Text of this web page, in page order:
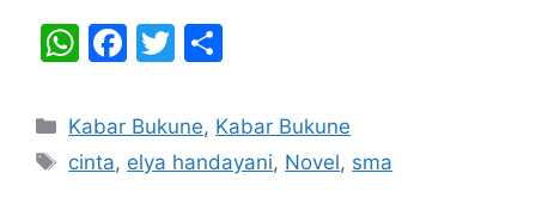
W
at
s
F
c
e
T
itt
er
ar
e
Categories
Kabar Bukune, Kabar Bukune
Tags
cinta, elya handayani, Novel, sma